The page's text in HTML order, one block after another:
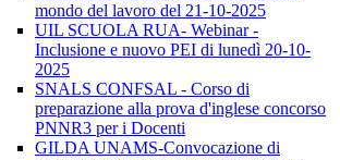
mondo del lavoro del 21-10-2025
UIL SCUOLA RUA- Webinar -
Inclusione e nuovo PEI di lunedì 20-10-
2025
SNALS CONFSAL - Corso di
preparazione alla prova d'inglese concorso
PNNR3 per i Docenti
GILDA UNAMS-Convocazione di